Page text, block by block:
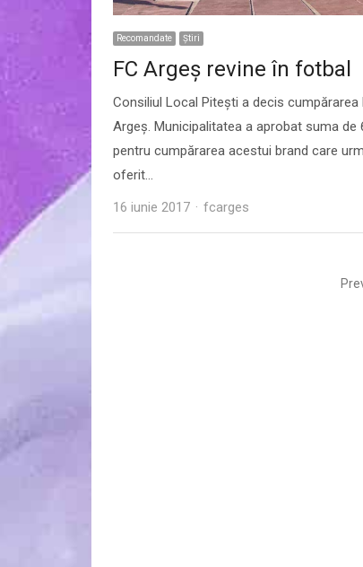
Recomandate Ştiri
FC Argeș revine în fotbal
Consiliul Local Piteşti a decis cumpărarea
Argeş. Municipalitatea a aprobat suma de
pentru cumpărarea acestui brand care
oferit…
16 iunie 2017
Author
fcarges